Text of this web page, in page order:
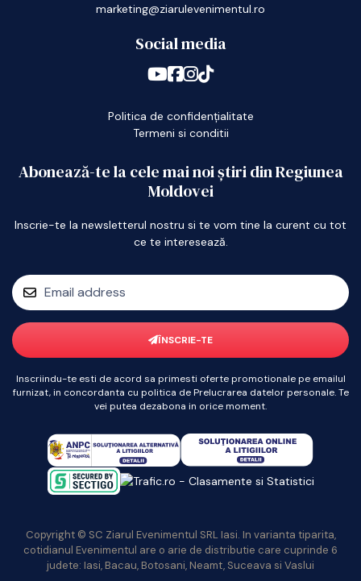
marketing@ziarulevenimentul.ro
Social media
Politica de confidențialitate
Termeni si conditii
Abonează-te la cele mai noi știri din Regiunea
Moldovei
Inscrie-te la newsletterul nostru si te vom tine la curent cu tot
ce te interesează.
ÎNSCRIE-TE
Inscriindu-te esti de acord sa primesti oferte promotionale pe emailul
furnizat, in concordanta cu politica de Prelucrarea datelor personale. Te
vei putea dezabona in orice moment.
Copyright © SC Ziarul Evenimentul SRL Iasi. In varianta tiparita,
cotidianul Evenimentul are o arie de distributie care cuprinde 6
judete: Iasi, Bacau, Botosani, Neamt, Suceava si Vaslui